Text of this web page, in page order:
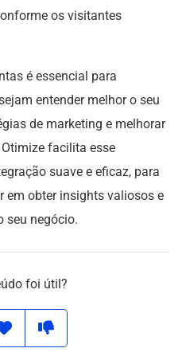
os visitantes
é essencial para
entender melhor o seu
de marketing e melhorar
facilita esse
suave e eficaz, para
em obter insights valiosos e
seu negócio.
foi útil?